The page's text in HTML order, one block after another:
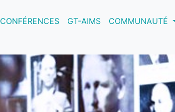
CONFÉRENCES GT-AIMS COMMUNAUTÉ